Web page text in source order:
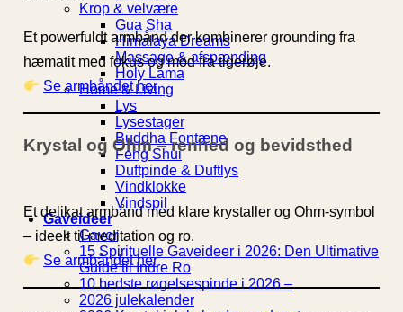
Krop & velvære
Gua Sha
Himalaya Dreams
Massage & afspænding
Holy Lama
Home & Living
Lys
Lysestager
Buddha Fontæne
Feng Shui
Duftpinde & Duftlys
Vindklokke
Vindspil
Gaveideer
Gaver
15 Spirituelle Gaveideer i 2026: Den Ultimative
Guide til Indre Ro
10 bedste røgelsespinde i 2026 –
2026 julekalender
Et powerfuldt armbånd der kombinerer grounding fra
hæmatit med fokus og mod fra tigerøje.
Se armbåndet her
Krystal og Ohm – renhed og bevidsthed
Et delikat armbånd med klare krystaller og Ohm-symbol
– ideelt til meditation og ro.
Se armbåndet her